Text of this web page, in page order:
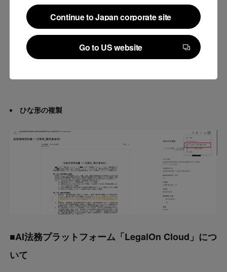
Continue to Japan corporate site
Continue to Japan corporate site
Go to US website
Go to US website
ひな形の複製
■AI法務プラットフォーム「LegalOn Cloud」につ
いて